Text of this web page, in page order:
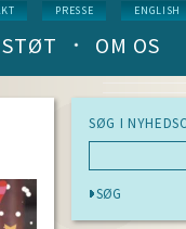
PRESSE ENGLISH
STØT OM OS
SØG I